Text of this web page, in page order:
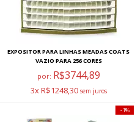
EXPOSITOR PARA LINHAS MEADAS COATS
VAZIO PARA 256 CORES
por: R$3744,89
3x R$1248,30
1%